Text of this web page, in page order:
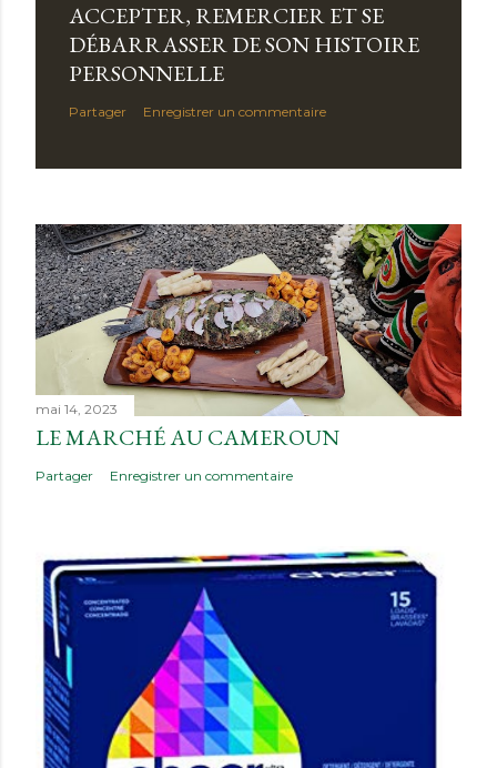
ACCEPTER, REMERCIER ET SE
DÉBARRASSER DE SON HISTOIRE
PERSONNELLE
Partager Enregistrer un commentaire
mai 14, 2023
LE MARCHÉ AU CAMEROUN
Partager Enregistrer un commentaire